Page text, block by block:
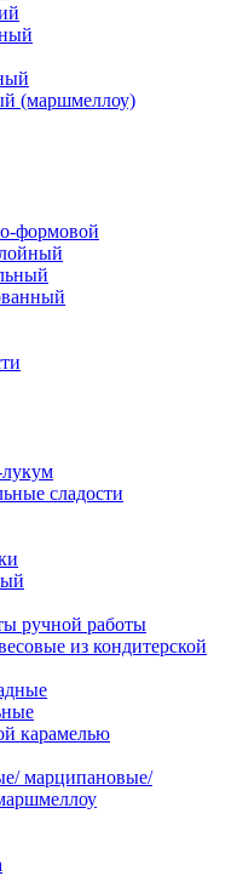
(маршмеллоу)
формовой
сладости
ручной работы
из кондитерской
карамелью
марципановые/